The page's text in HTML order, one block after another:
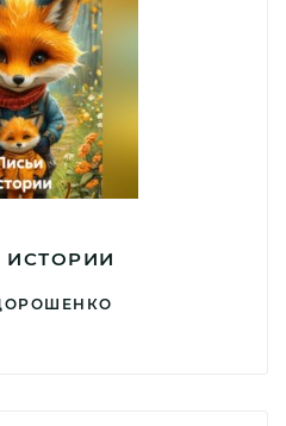
ИСТОРИИ